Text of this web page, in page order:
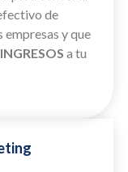
de
y que
a tu